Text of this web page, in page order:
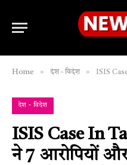
Home » देश - विदेश » ISIS Case In
देश - विदेश
ISIS Case In
ने 7 आरोपियों